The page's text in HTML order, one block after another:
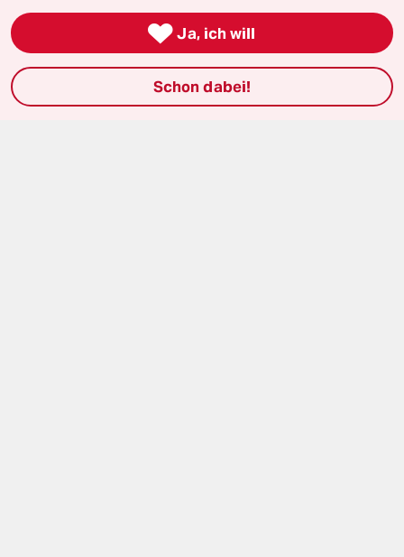
Kantine
Shop
 Ja, ich will
Schon dabei!